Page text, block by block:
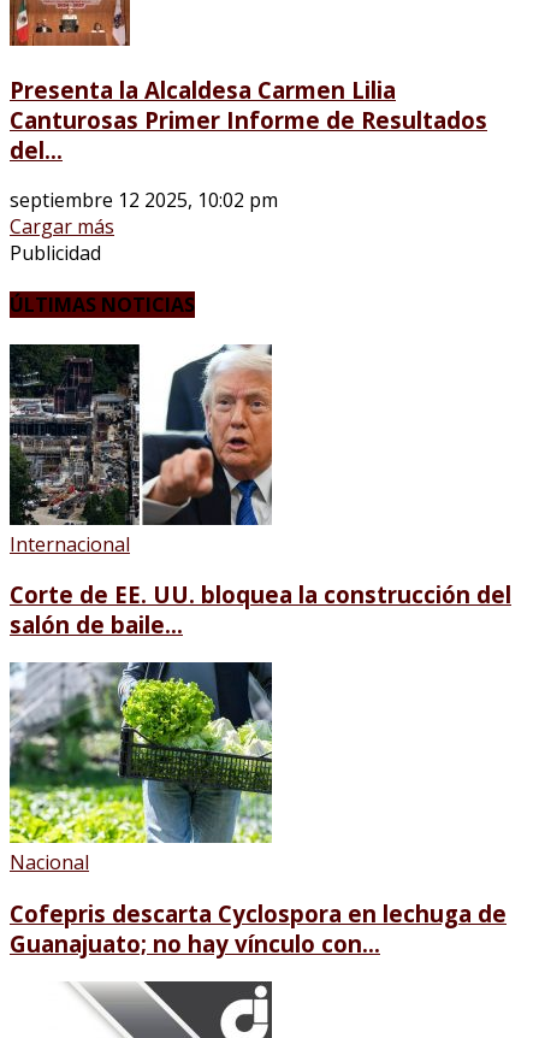
Presenta la Alcaldesa Carmen Lilia
Canturosas Primer Informe de Resultados
del...
septiembre 12 2025, 10:02 pm
Cargar más
Publicidad
ÚLTIMAS NOTICIAS
Internacional
Corte de EE. UU. bloquea la construcción del
salón de baile...
Nacional
Cofepris descarta Cyclospora en lechuga de
Guanajuato; no hay vínculo con...